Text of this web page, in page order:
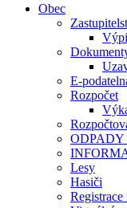
Obec
E-
Rozpočet
ODPADY
Lesy
Hasiči